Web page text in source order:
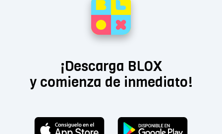
¡Descarga BLOX
y comienza de inmediato!